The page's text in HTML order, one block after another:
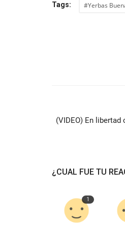
Tags: #Yerbas
(VIDEO) En
¿CUAL FUE TU
1